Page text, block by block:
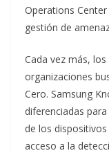
Operations
gestión de
Cada vez más,
organizaciones
Cero. Samsung
diferenciadas
de los
acceso a la